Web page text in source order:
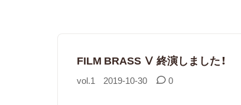
FILM BRASS Ⅴ 終演しました！
vol.1 2019-10-30 0